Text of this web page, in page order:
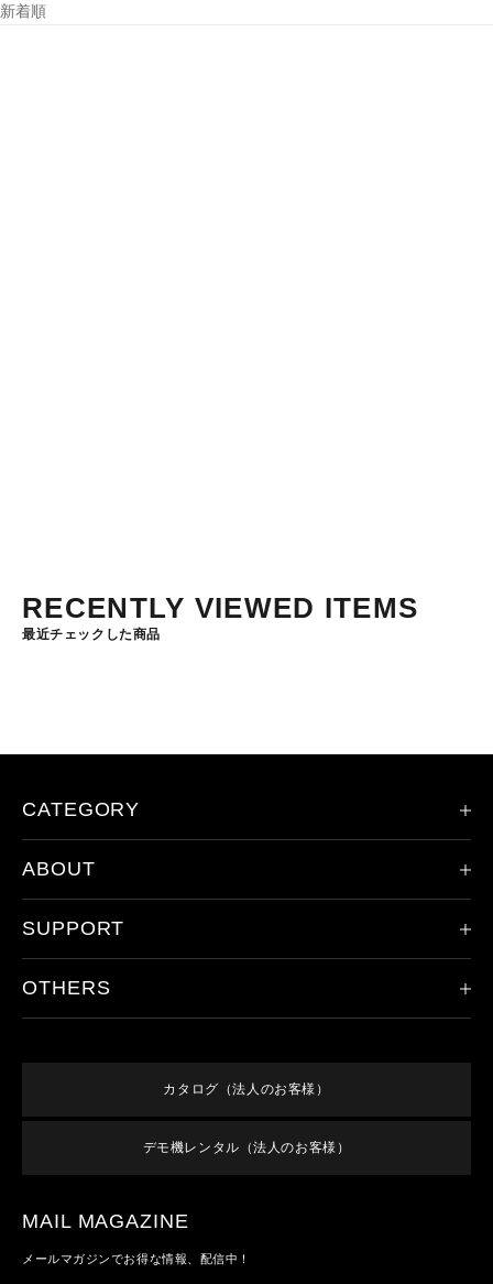
新着順
RECENTLY VIEWED ITEMS
最近チェックした商品
CATEGORY
限定モデル
その他のライト
アクセサリ
ABOUT
会社概要
SUPPORT
製品登録
オンラインショップご利用案内
OTHERS
利用規約
特定商取引法に基づく表記
カタログ（法人のお客様）
デモ機レンタル（法人のお客様）
MAIL MAGAZINE
メールマガジンでお得な情報、配信中！